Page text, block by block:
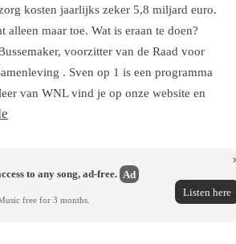
kosten jaarlijks zeker 5,8 miljard euro.
alleen maar toe. Wat is eraan te doen?
voorzitter van de Raad voor
. Sven op 1 is een programma
van WNL vind je op onze website en
to any song, ad-free. Ad
free for 3 months.
Listen here